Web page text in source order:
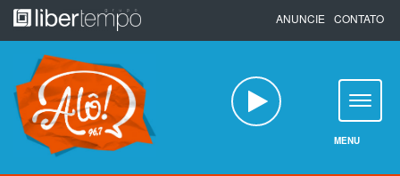
Pular
para
o
conteúdo
ANUNCIE CONTATO
MENU